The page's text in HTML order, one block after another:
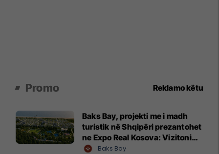
Promo Reklamo këtu
Baks Bay, projekti me i madh
turistik në Shqipëri prezantohet
ne Expo Real Kosova: Vizitoni
shtandin dhe zbuloni
Baks Bay